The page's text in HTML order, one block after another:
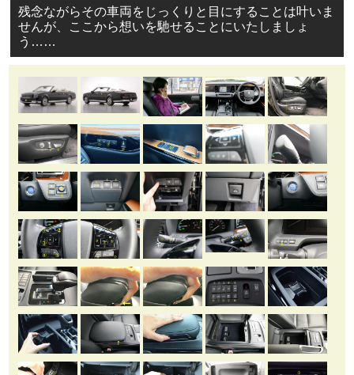
残念ながらその車両をじっくりと目にすることは叶いま
せんが、ここから想いを馳せることにいたしましょ
う……